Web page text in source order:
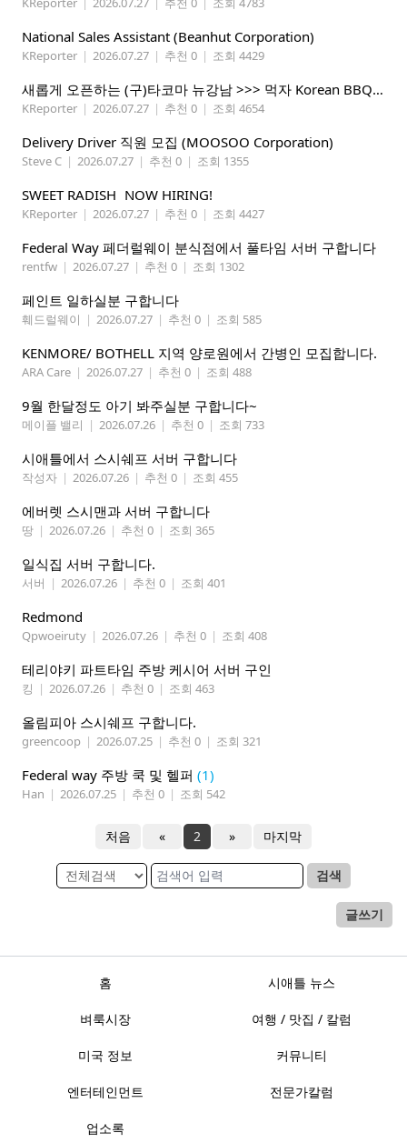
National Sales Assistant (Beanhut Corporation)
KReporter | 2026.07.27 | 추천 0 | 조회 4429
새롭게 오픈하는 (구)타코마 뉴강남 >>> 먹자 Korean BBQ 구인중
KReporter | 2026.07.27 | 추천 0 | 조회 4654
Delivery Driver 직원 모집 (MOOSOO Corporation)
Steve C | 2026.07.27 | 추천 0 | 조회 1355
SWEET RADISH NOW HIRING!
KReporter | 2026.07.27 | 추천 0 | 조회 4427
Federal Way 페더럴웨이 분식점에서 풀타임 서버 구합니다
rentfw | 2026.07.27 | 추천 0 | 조회 1302
페인트 일하실분 구합니다
훼드럴웨이 | 2026.07.27 | 추천 0 | 조회 585
KENMORE/ BOTHELL 지역 양로원에서 간병인 모집합니다.
ARA Care | 2026.07.27 | 추천 0 | 조회 488
9월 한달정도 아기 봐주실분 구합니다~
메이플 밸리 | 2026.07.26 | 추천 0 | 조회 733
시애틀에서 스시쉐프 서버 구합니다
작성자 | 2026.07.26 | 추천 0 | 조회 455
에버렛 스시맨과 서버 구합니다
땅 | 2026.07.26 | 추천 0 | 조회 365
일식집 서버 구합니다.
서버 | 2026.07.26 | 추천 0 | 조회 401
Redmond
Qpwoeiruty | 2026.07.26 | 추천 0 | 조회 408
테리야키 파트타임 주방 케시어 서버 구인
킹 | 2026.07.26 | 추천 0 | 조회 463
올림피아 스시쉐프 구합니다.
greencoop | 2026.07.25 | 추천 0 | 조회 321
Federal way 주방 쿡 및 헬퍼 (1)
Han | 2026.07.25 | 추천 0 | 조회 542
처음 « 2 » 마지막
검색
글쓰기
홈 시애틀 뉴스
벼룩시장 여행 / 맛집 / 칼럼
미국 정보 커뮤니티
엔터테인먼트 전문가칼럼
업소록